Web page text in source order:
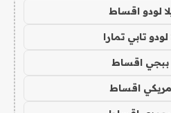
لودو اقساط
تابي تمارا
اقساط
امريكي اقساط